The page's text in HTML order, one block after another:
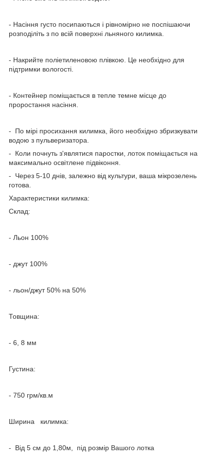
- Насіння густо посипаються і рівномірно не поспішаючи
розподіліть з по всій поверхні льняного килимка.
- Накрийте поліетиленовою плівкою. Це необхідно для
підтримки вологості.
- Контейнер поміщається в тепле темне місце до
проростання насіння.
- По мірі просихання килимка, його необхідно збризкувати
водою з пульверизатора.
- Коли почнуть з'являтися паростки, лоток поміщається на
максимально освітлене підвіконня.
- Через 5-10 днів, залежно від культури, ваша мікрозелень
готова.
Характеристики килимка:
Склад:
- Льон 100%
- джут 100%
- льон/джут 50% на 50%
Товщина:
- 6, 8 мм
Густина:
- 750 грм/кв.м
Ширина килимка:
- Від 5 см до 1,80м, під розмір Вашого лотка